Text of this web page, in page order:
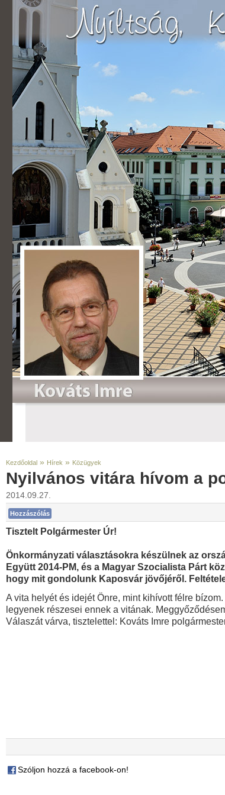
Kezdőoldal » Hírek » Közügyek
Nyilvános vitára hívom a
2014.09.27.
Hozzászólás
Tisztelt Polgármester Úr!
Önkormányzati választásokra készülnek az
Együtt 2014-PM, és a Magyar Szocialista Párt
hogy mit gondolunk Kaposvár jövőjéről.
A vita helyét és idejét Önre, mint kihívott félre
legyenek részesei ennek a vitának.
Válaszát várva, tisztelettel: Kováts Imre
Szóljon hozzá a facebook-on!